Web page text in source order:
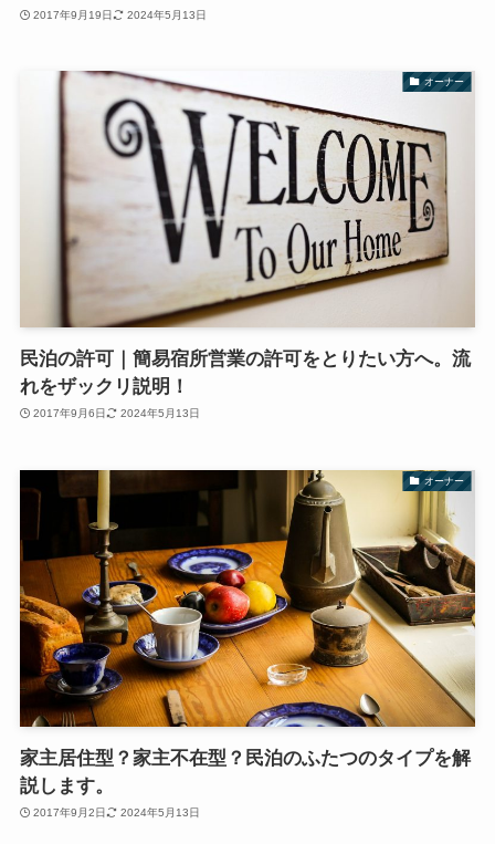
2017年9月19日 2024年5月13日
オーナー
民泊の許可｜簡易宿所営業の許可をとりたい方へ。流
れをザックリ説明！
2017年9月6日 2024年5月13日
オーナー
家主居住型？家主不在型？民泊のふたつのタイプを解
説します。
2017年9月2日 2024年5月13日